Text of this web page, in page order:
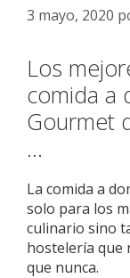
3 mayo, 2020
Los
comida a
Gourmet
…
La comida a
solo para los
culinario sino
hostelería que
que nunca.